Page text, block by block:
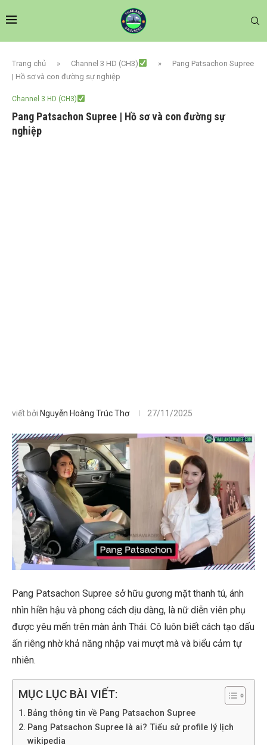
Trang chủ » Channel 3 HD (CH3) »
Pang Patsachon Supree
| Hồ sơ và con đường sự nghiệp
Channel 3 HD (CH3)
Pang Patsachon Supree | Hồ sơ và con đường sự
nghiệp
viết bởi Nguyễn Hoàng Trúc Thơ 27/11/2025
Pang Patsachon Supree sở hữu gương mặt thanh tú, ánh
nhìn hiền hậu và phong cách dịu dàng, là nữ diễn viên phụ
được yêu mến trên màn ảnh Thái. Cô luôn biết cách tạo dấu
ấn riêng nhờ khả năng nhập vai mượt mà và biểu cảm tự
nhiên.
MỤC LỤC BÀI VIẾT:
Bảng thông tin về Pang Patsachon Supree
Pang Patsachon Supree là ai? Tiểu sử profile lý lịch
wikipedia